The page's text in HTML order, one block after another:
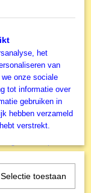
gegroeid, van het
positie als een
bekend
hoofdkantoor en
van
is het maken van
en ontspannende
het
van
onze sociale
tot informatie over
gebruiken in
hebben verzameld
verstrekt.
Selectie toestaan